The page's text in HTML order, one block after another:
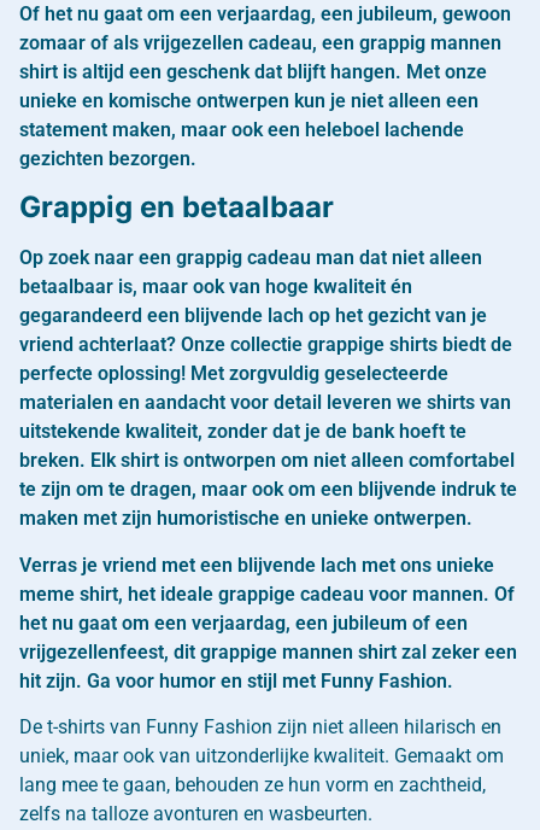
Of het nu gaat om een verjaardag, een jubileum, gewoon
zomaar of als vrijgezellen cadeau, een grappig mannen
shirt is altijd een geschenk dat blijft hangen. Met onze
unieke en komische ontwerpen kun je niet alleen een
statement maken, maar ook een heleboel lachende
gezichten bezorgen.
Grappig en betaalbaar
Op zoek naar een grappig cadeau man dat niet alleen
betaalbaar is, maar ook van hoge kwaliteit én
gegarandeerd een blijvende lach op het gezicht van je
vriend achterlaat? Onze collectie grappige shirts biedt de
perfecte oplossing! Met zorgvuldig geselecteerde
materialen en aandacht voor detail leveren we shirts van
uitstekende kwaliteit, zonder dat je de bank hoeft te
breken. Elk shirt is ontworpen om niet alleen comfortabel
te zijn om te dragen, maar ook om een blijvende indruk te
maken met zijn humoristische en unieke ontwerpen.
Verras je vriend met een blijvende lach met ons unieke
meme shirt, het ideale grappige cadeau voor mannen. Of
het nu gaat om een verjaardag, een jubileum of een
vrijgezellenfeest, dit grappige mannen shirt zal zeker een
hit zijn. Ga voor humor en stijl met Funny Fashion.
De t-shirts van Funny Fashion zijn niet alleen hilarisch en
uniek, maar ook van uitzonderlijke kwaliteit. Gemaakt om
lang mee te gaan, behouden ze hun vorm en zachtheid,
zelfs na talloze avonturen en wasbeurten.